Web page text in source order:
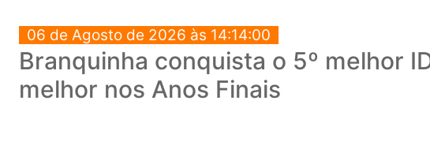
06 de Agosto de 2026 às 14:14:00
Branquinha conquista o 5º melhor
melhor nos Anos Finais